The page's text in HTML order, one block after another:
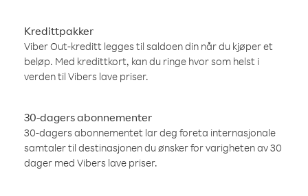
Kredittpakker
Viber Out-kreditt legges til saldoen din når du kjøper et
beløp. Med kredittkort, kan du ringe hvor som helst i
verden til Vibers lave priser.
30-dagers abonnementer
30-dagers abonnementet lar deg foreta internasjonale
samtaler til destinasjonen du ønsker for varigheten av 30
dager med Vibers lave priser.